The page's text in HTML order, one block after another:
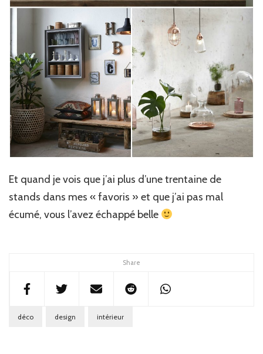
Share
Et quand je vois que j’ai plus d’une trentaine de
stands dans mes « favoris » et que j’ai pas mal
écumé, vous l’avez échappé belle
déco design intérieur